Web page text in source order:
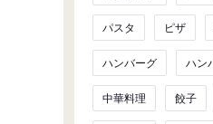
パスタ ピザ
ハンバーグ ハン
中華料理 餃子